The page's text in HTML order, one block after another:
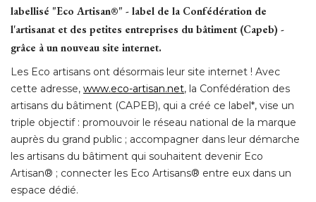
labellisé "Eco Artisan®" - label de la Confédération de
l'artisanat et des petites entreprises du bâtiment (Capeb) -
grâce à un nouveau site internet.
Les Eco artisans ont désormais leur site internet ! Avec
cette adresse, www.eco-artisan.net, la Confédération des
artisans du bâtiment (CAPEB), qui a créé ce label*, vise un
triple objectif : promouvoir le réseau national de la marque
auprès du grand public ; accompagner dans leur démarche
les artisans du bâtiment qui souhaitent devenir Eco
Artisan® ; connecter les Eco Artisans® entre eux dans un
espace dédié.